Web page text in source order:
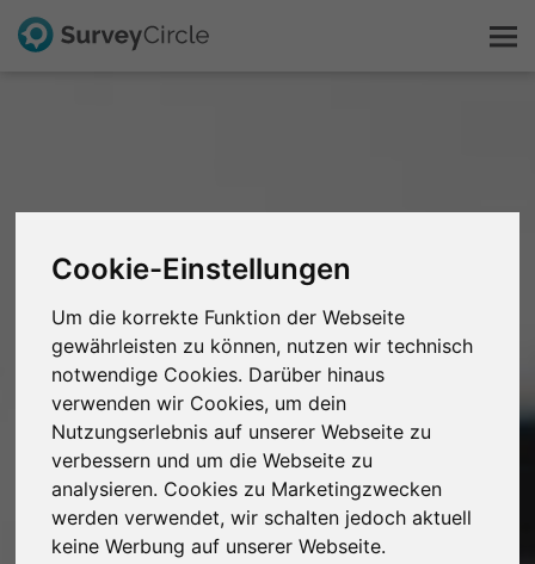
Cookie-Einstellungen
Um die korrekte Funktion der Webseite
gewährleisten zu können, nutzen wir technisch
notwendige Cookies. Darüber hinaus
verwenden wir Cookies, um dein
Nutzungserlebnis auf unserer Webseite zu
verbessern und um die Webseite zu
analysieren. Cookies zu Marketingzwecken
werden verwendet, wir schalten jedoch aktuell
keine Werbung auf unserer Webseite.
Forschung entdecken
FAQ
Kostenlos registrieren
Anmelden
English